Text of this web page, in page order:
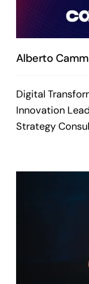
Alberto
Digital
Innovation
Strategy